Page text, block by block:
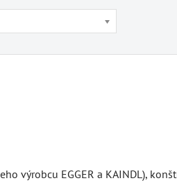
výrobcu EGGER a KAINDL),